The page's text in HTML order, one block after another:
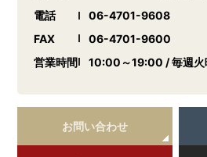
電話
06-4701-9608
FAX
06-4701-9600
営業時間
10:00～19:00 / 毎週火
お問い合わせ